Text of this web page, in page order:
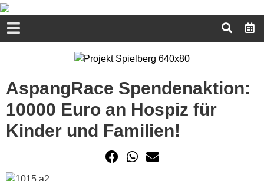
AspangRace Spendenaktion:
10000 Euro an Hospiz für
Kinder und Familien!